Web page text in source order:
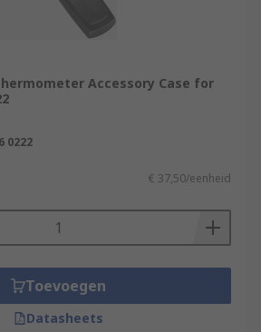
Accessory Case for
0222
€ 37,50/eenheid
Toevoegen
Datasheets